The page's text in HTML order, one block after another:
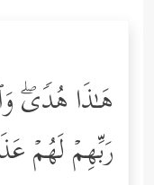
هَـٰذَا هُدࣰىۖ
رَبِّهِمۡ لَهُمۡ